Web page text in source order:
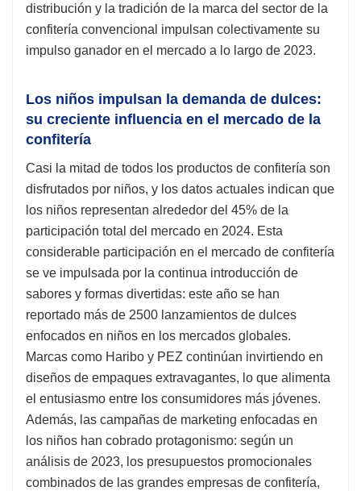
distribución y la tradición de la marca del sector de la
confitería convencional impulsan colectivamente su
impulso ganador en el mercado a lo largo de 2023.
Los niños impulsan la demanda de dulces:
su creciente influencia en el mercado de la
confitería
Casi la mitad de todos los productos de confitería son
disfrutados por niños, y los datos actuales indican que
los niños representan alrededor del 45% de la
participación total del mercado en 2024. Esta
considerable participación en el mercado de confitería
se ve impulsada por la continua introducción de
sabores y formas divertidas: este año se han
reportado más de 2500 lanzamientos de dulces
enfocados en niños en los mercados globales.
Marcas como Haribo y PEZ continúan invirtiendo en
diseños de empaques extravagantes, lo que alimenta
el entusiasmo entre los consumidores más jóvenes.
Además, las campañas de marketing enfocadas en
los niños han cobrado protagonismo: según un
análisis de 2023, los presupuestos promocionales
combinados de las grandes empresas de confitería,